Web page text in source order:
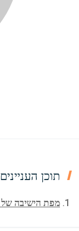
תוכן העניינים
מפת הישיבה של Stadio Giovanni Zini